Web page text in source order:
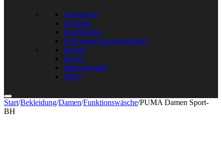
Abnehmen
Getränke
Kochbücher
Nahrungsergänzungsmittel
Protein
Riegel
Süßungsmittel
Whey
Start/Bekleidung/Damen/Funktionswäsche/PUMA Damen Sport-
BH